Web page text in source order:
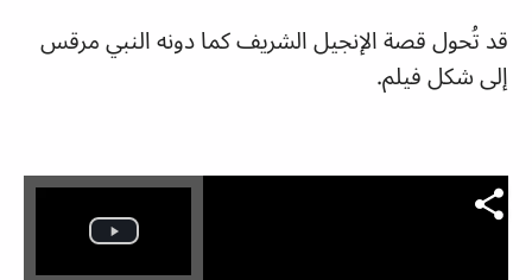
قد تُحول قصة الإنجيل الشريف كما دونه النبي مرقس
إلى شكل فيلم.